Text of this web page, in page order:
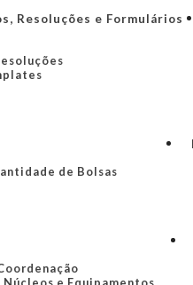
Resoluções e Formulários
de Bolsas